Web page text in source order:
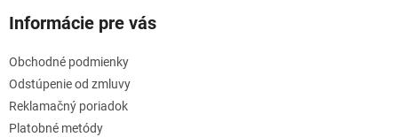
Informácie pre vás
Obchodné podmienky
Odstúpenie od zmluvy
Reklamačný poriadok
Platobné metódy